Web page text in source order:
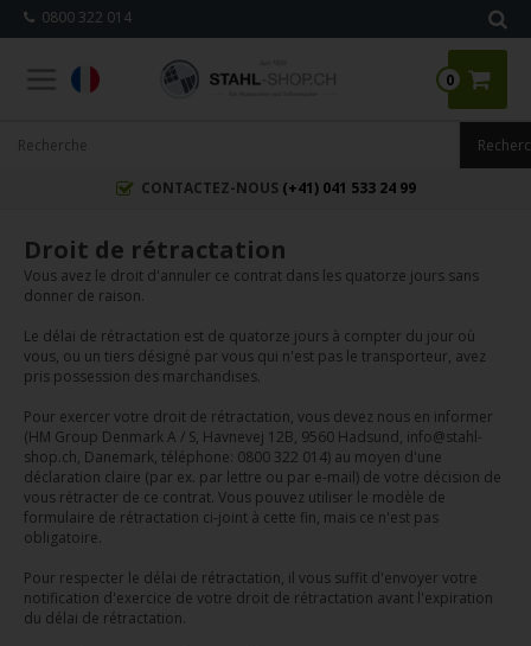
0800 322 014
0
CONTACTEZ-NOUS (+41) 041 533 24 99
Droit de rétractation
Vous avez le droit d'annuler ce contrat dans les quatorze jours sans
donner de raison.
Le délai de rétractation est de quatorze jours à compter du jour où
vous, ou un tiers désigné par vous qui n'est pas le transporteur, avez
pris possession des marchandises.
Pour exercer votre droit de rétractation, vous devez nous en informer
(HM Group Denmark A / S, Havnevej 12B, 9560 Hadsund, info@stahl-
shop.ch, Danemark, téléphone: 0800 322 014) au moyen d'une
déclaration claire (par ex. par lettre ou par e-mail) de votre décision de
vous rétracter de ce contrat. Vous pouvez utiliser le modèle de
formulaire de rétractation ci-joint à cette fin, mais ce n'est pas
obligatoire.
Pour respecter le délai de rétractation, il vous suffit d'envoyer votre
notification d'exercice de votre droit de rétractation avant l'expiration
du délai de rétractation.